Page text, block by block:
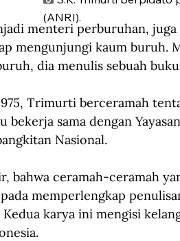
(ANRI).
menteri perburuhan,
mengunjungi kaum buruh.
dia menulis sebuah
Trimurti berceramah
bekerja sama dengan
Nasional.
bahwa ceramah-ceramah
memperlengkap
karya ini mengisi